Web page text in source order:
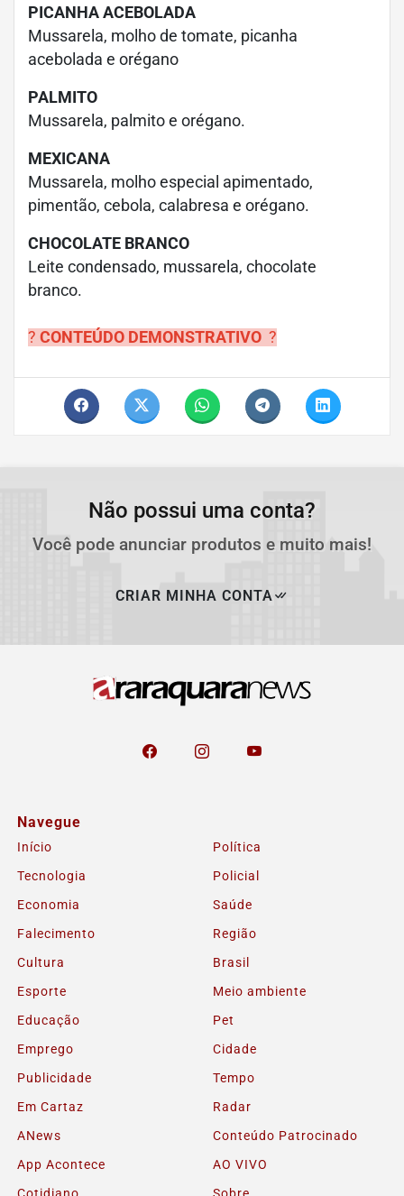
PICANHA ACEBOLADA
Mussarela, molho de tomate, picanha
acebolada e orégano
PALMITO
Mussarela, palmito e orégano.
MEXICANA
Mussarela, molho especial apimentado,
pimentão, cebola, calabresa e orégano.
CHOCOLATE BRANCO
Leite condensado, mussarela, chocolate
branco.
? CONTEÚDO DEMONSTRATIVO ?
Não possui uma conta?
Você pode anunciar produtos e muito mais!
CRIAR MINHA CONTA
Navegue
Início
Política
Tecnologia
Policial
Economia
Saúde
Falecimento
Região
Cultura
Brasil
Esporte
Meio ambiente
Educação
Pet
Emprego
Cidade
Publicidade
Tempo
Em Cartaz
Radar
ANews
Conteúdo Patrocinado
App Acontece
AO VIVO